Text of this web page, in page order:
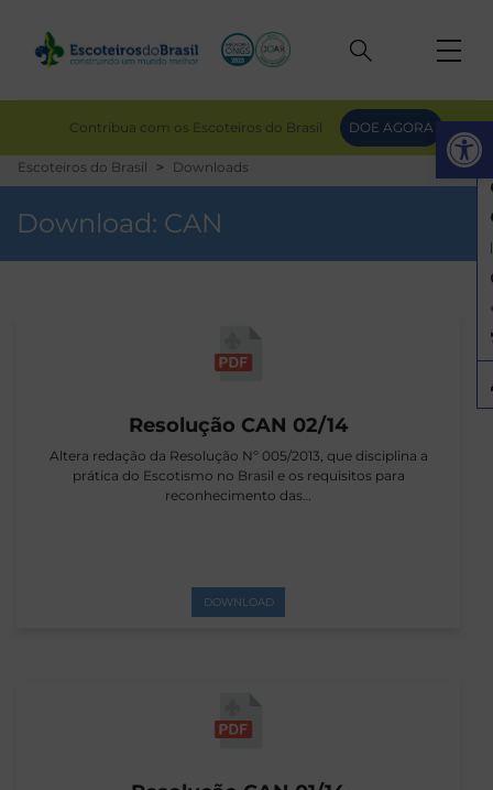
Contribua com os Escoteiros do Brasil DOE AGORA
Escoteiros do Brasil Downloads
Download: CAN
Resolução CAN 02/14
Altera redação da Resolução Nº 005/2013, que disciplina a
prática do Escotismo no Brasil e os requisitos para
reconhecimento das…
DOWNLOAD